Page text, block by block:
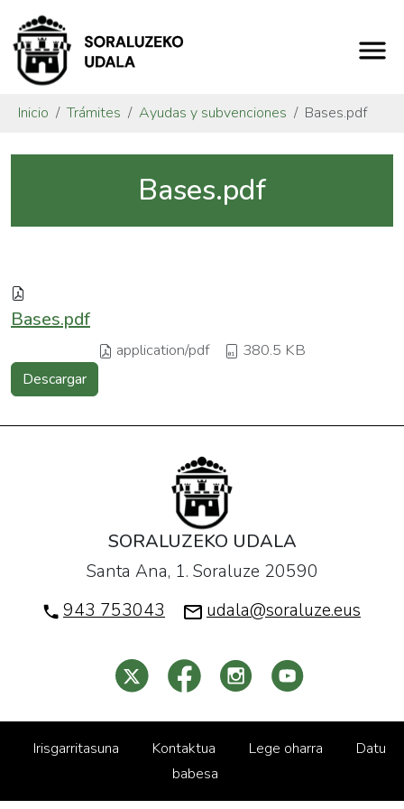
Inicio Trámites Ayudas y subvenciones Bases.pdf
Bases.pdf
Bases.pdf
application/pdf 380.5 KB
Descargar
SORALUZEKO UDALA
Santa Ana, 1. Soraluze 20590
943 753043
udala@soraluze.eus
Irisgarritasuna Kontaktua Lege oharra
Datu
babesa